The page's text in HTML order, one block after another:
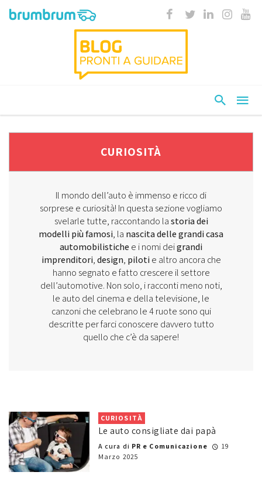
CURIOSITÀ
Il mondo dell’auto è immenso e ricco di
sorprese e curiosità! In questa sezione vogliamo
svelarle tutte, raccontando lastoria dei
modelli più famosi, la nascita delle grandi casa
automobilistichee i nomi deigrandi
imprenditori,design, pilotie altro ancora che
hanno segnato e fatto crescere il settore
dell’automotive. Non solo, i racconti meno noti,
le auto del cinema e della televisione, le
canzoni che celebrano le 4 ruote sono qui
descritte per farci conoscere davvero tutto
quello che c’è da sapere!
CURIOSITÀ
Le auto consigliate dai papà
A cura di PR e Comunicazione
19
Marzo 2025